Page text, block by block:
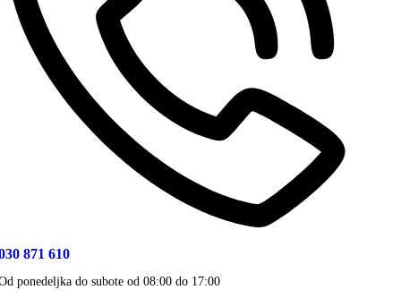
871 610
ponedeljka do subote od 08:00 do 17:00